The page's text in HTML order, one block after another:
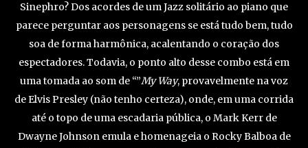
Sinephro? Dos acordes de um Jazz solitário ao piano que
parece perguntar aos personagens se está tudo bem, tudo
soa de forma harmônica, acalentando o coração dos
espectadores. Todavia, o ponto alto desse combo está em
uma tomada ao som de “”My Way, provavelmente na voz
de Elvis Presley (não tenho certeza), onde, em uma corrida
até o topo de uma escadaria pública, o Mark Kerr de
Dwayne Johnson emula e homenageia o Rocky Balboa de